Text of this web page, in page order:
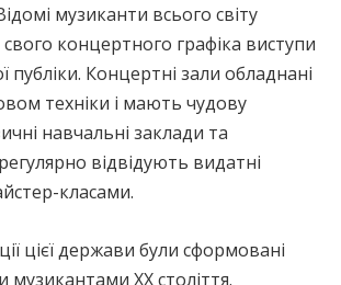
музиканти всього світу
концертного графіка виступи
публіки. Концертні зали обладнані
техніки і мають чудову
навчальні заклади та
відвідують видатні
класами.
цієї держави були сформовані
ХХ століття.